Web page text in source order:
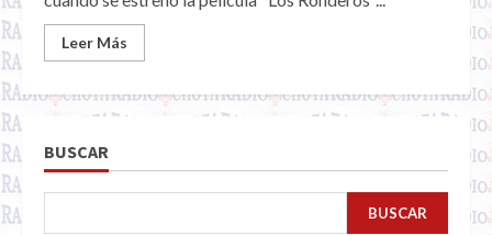
Leer Más
BUSCAR
BUSCAR